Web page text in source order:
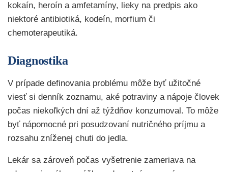
kokaín, heroín a amfetamíny, lieky na predpis ako
niektoré antibiotiká, kodeín, morfium či
chemoterapeutiká.
Diagnostika
V prípade definovania problému môže byť užitočné
viesť si denník zoznamu, aké potraviny a nápoje človek
počas niekoľkých dní až týždňov konzumoval. To môže
byť nápomocné pri posudzovaní nutričného príjmu a
rozsahu zníženej chuti do jedla.
Lekár sa zároveň počas vyšetrenie zameriava na